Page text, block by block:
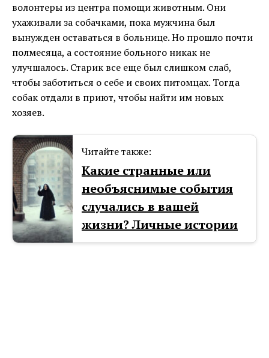
волонтеры из центра помощи животным. Они
ухаживали за собачками, пока мужчина был
вынужден оставаться в больнице. Но прошло почти
полмесяца, а состояние больного никак не
улучшалось. Старик все еще был слишком слаб,
чтобы заботиться о себе и своих питомцах. Тогда
собак отдали в приют, чтобы найти им новых
хозяев.
Читайте также:
Какие странные или
необъяснимые события
случались в вашей
жизни? Личные истории